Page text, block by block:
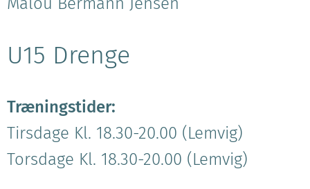
U15 Drenge
Træningstider:
Tirsdage Kl. 18.30-20.00 (Lemvig)
Torsdage Kl. 18.30-20.00 (Lemvig)